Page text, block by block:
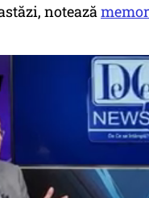
notează